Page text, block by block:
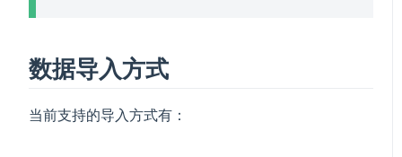
数据导入方式
当前支持的导入方式有：